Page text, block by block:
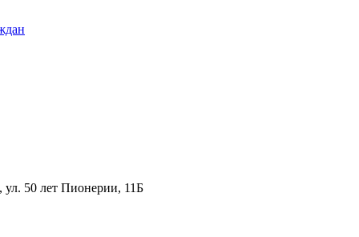
50 лет Пионерии, 11Б